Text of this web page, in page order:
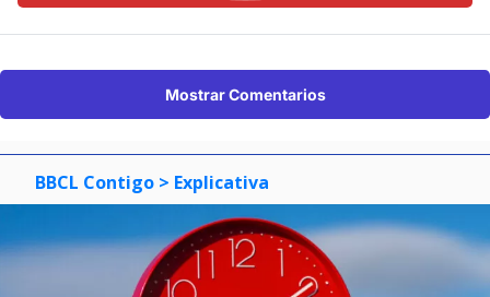
Mostrar Comentarios
BBCL Contigo > Explicativa